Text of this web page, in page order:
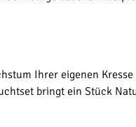
Ihrer eigenen
bringt ein Stück